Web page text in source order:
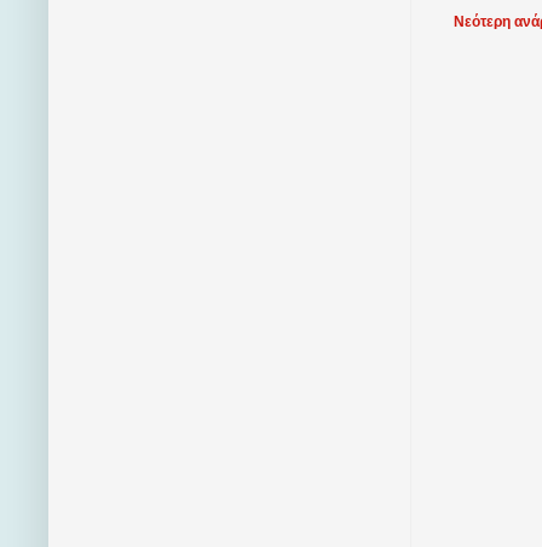
Νεότερη